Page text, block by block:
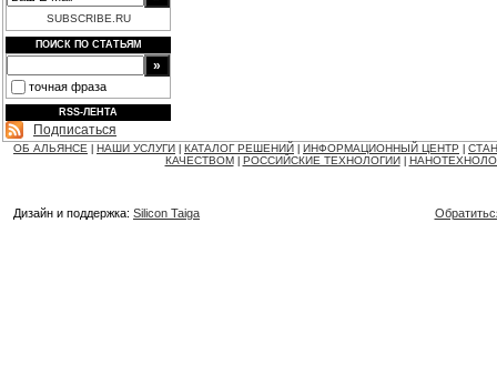
SUBSCRIBE.RU
ПОИСК ПО СТАТЬЯМ
точная фраза
RSS-ЛЕНТА
Подписаться
ОБ АЛЬЯНСЕ НАШИ УСЛУГИ КАТАЛОГ РЕШЕНИЙ ИНФОРМАЦИОННЫЙ ЦЕНТР
КАЧЕСТВОМ
РОССИЙСКИЕ ТЕХНОЛОГИИ
Дизайн и поддержка: Silicon Taiga